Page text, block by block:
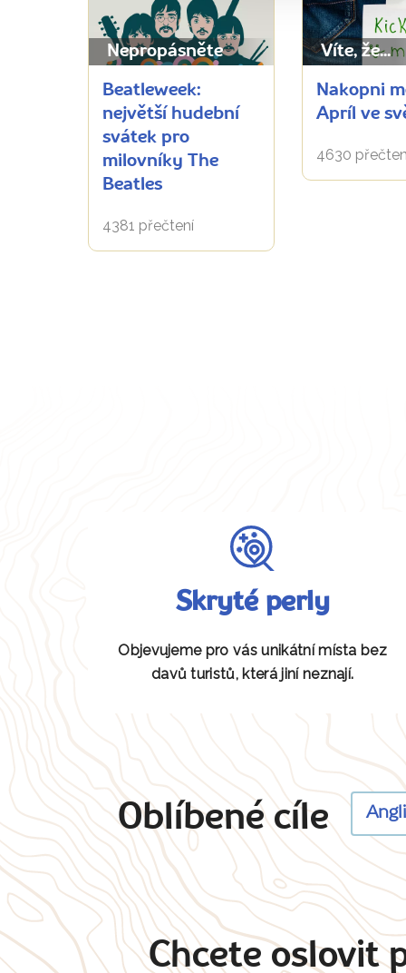
Nepropásněte
Beatleweek:
největší hudební
svátek pro
milovníky The
Beatles
4381 přečtení
Víte, že...
Nakopni
Apríl ve
4630
Skryté perly
Objevujeme pro vás unikátní místa bez
davů turistů, která jiní neznají.
Oblíbené cíle
Chcete oslovit